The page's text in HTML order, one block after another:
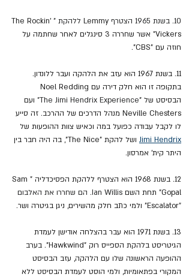
10. בשנת 1965 הצטרף Lemmy ללהקת " The Rockin'
Vickers" אשר שחררה 3 סינגלים לאחר שחתמה על
חוזה עם "CBS".
11. בשנת 1967 הוא עזב את הלהקה ועבר ללונדון.
הבסיסט של "The Jimi Hendrix Experience" ועם
Neville Chesters מנהל הדרכים של ההרכב. זה סייע
לו לקבל עבודה כפועל במה וכאיש צוות ההופעות של
Jimi Hendrix
ושל להקת "The Nice", בה היה חבר בין
היתר קית' אמרסון.
12. בשנת 1968 הוא הצטרף ללהקת הפסיכדליה "Sam
Gopal" תחת השם
Ian Willis. הם שחררו את האלבום
"Escalator" ולמי כתב חלק מהשירים, ניגן בגיטרה ושר.
13. בשנת 1971 הוא עבר בהצלחה אודישן לעמדת
הגיטריסט בלהקת הספייס רוק "Hawkwind". בערב
ההופעה הראשונה שלו עם הלהקה, עזב הבסיסט
המקורי בפתאומיות, ולמי הוסט לעמדת הבסיסט ללא